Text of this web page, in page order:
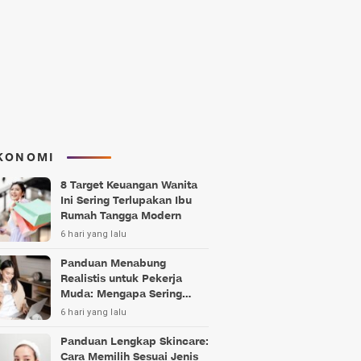
8 Target Keuangan Wanita
Ini Sering Terlupakan Ibu
Rumah Tangga Modern
6 hari yang lalu
Panduan Menabung
Realistis untuk Pekerja
Muda: Mengapa Sering
Gagal?
6 hari yang lalu
Panduan Lengkap Skincare:
Cara Memilih Sesuai Jenis